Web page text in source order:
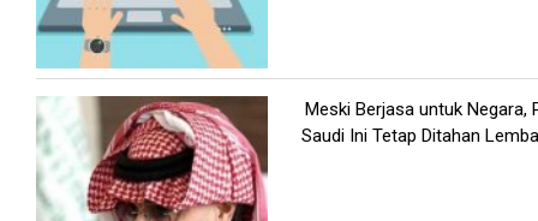
Meski Berjasa untuk Negara,
Saudi Ini Tetap Ditahan